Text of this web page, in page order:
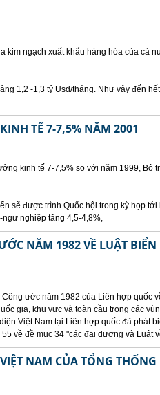
kim ngạch xuất khẩu hàng hóa của cả
1,2 -1,3 tỷ Usd/tháng. Như vậy đến
TẾ 7-7,5% NĂM 2001
kinh tế 7-7,5% so với năm 1999, Bộ
sẽ được trình Quốc hội trong kỳ họp
nghiệp tăng 4,5-4,8%,
NĂM 1982 VỀ LUẬT BIỂN
ước năm 1982 của Liên hợp quốc
gia, khu vực và toàn cầu trong các
Việt Nam tại Liên hợp quốc đã phát
về đề mục 34 "các đại dương và Luật
NAM CỦA TỔNG